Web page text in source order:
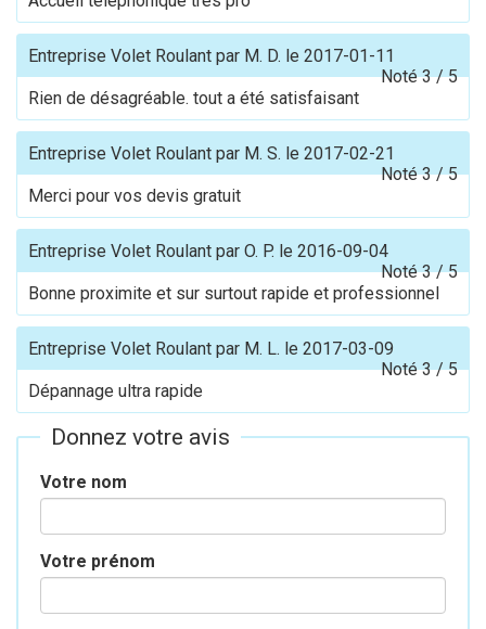
Entreprise Volet Roulant par M. D. le 2017-01-11
Noté3/5
Rien de désagréable. tout a été satisfaisant
Entreprise Volet Roulant par M. S. le 2017-02-21
Noté3/5
Merci pour vos devis gratuit
Entreprise Volet Roulant par O. P. le 2016-09-04
Noté3/5
Bonne proximite et sur surtout rapide et professionnel
Entreprise Volet Roulant par M. L. le 2017-03-09
Noté3/5
Dépannage ultra rapide
Donnez votre avis
Votre nom
Votre prénom